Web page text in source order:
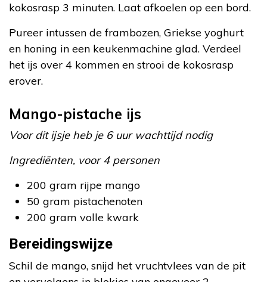
kokosrasp 3 minuten. Laat afkoelen op een bord.
Pureer intussen de frambozen, Griekse yoghurt
en honing in een keukenmachine glad. Verdeel
het ijs over 4 kommen en strooi de kokosrasp
erover.
Mango-pistache ijs
Voor dit ijsje heb je 6 uur wachttijd nodig
Ingrediënten, voor 4 personen
200 gram rijpe mango
50 gram pistachenoten
200 gram volle kwark
Bereidingswijze
Schil de mango, snijd het vruchtvlees van de pit